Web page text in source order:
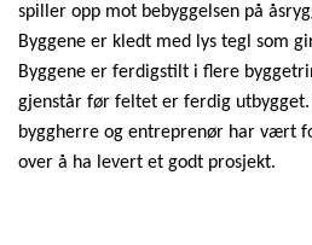
spiller opp mot bebyggelsen på
Byggene er kledt med lys tegl som
Byggene er ferdigstilt i flere
gjenstår før feltet er ferdig utbygget.
byggherre og entreprenør har vært
over å ha levert et godt prosjekt.